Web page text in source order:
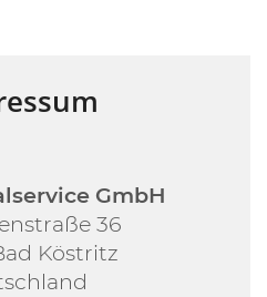
GmbH
36
Köstritz